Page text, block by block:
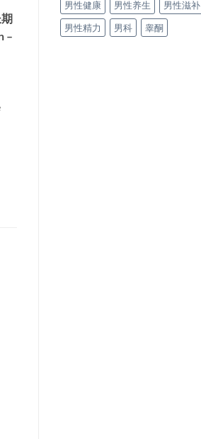
–
男性健康
男性养生
男性滋补
男性精力
男科 睾酮